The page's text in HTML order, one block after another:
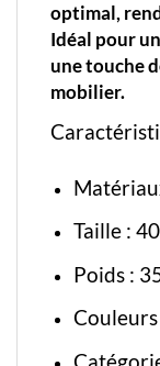
optimal,
Idéal pour
une touche
mobilier.
Taille :
Poids :